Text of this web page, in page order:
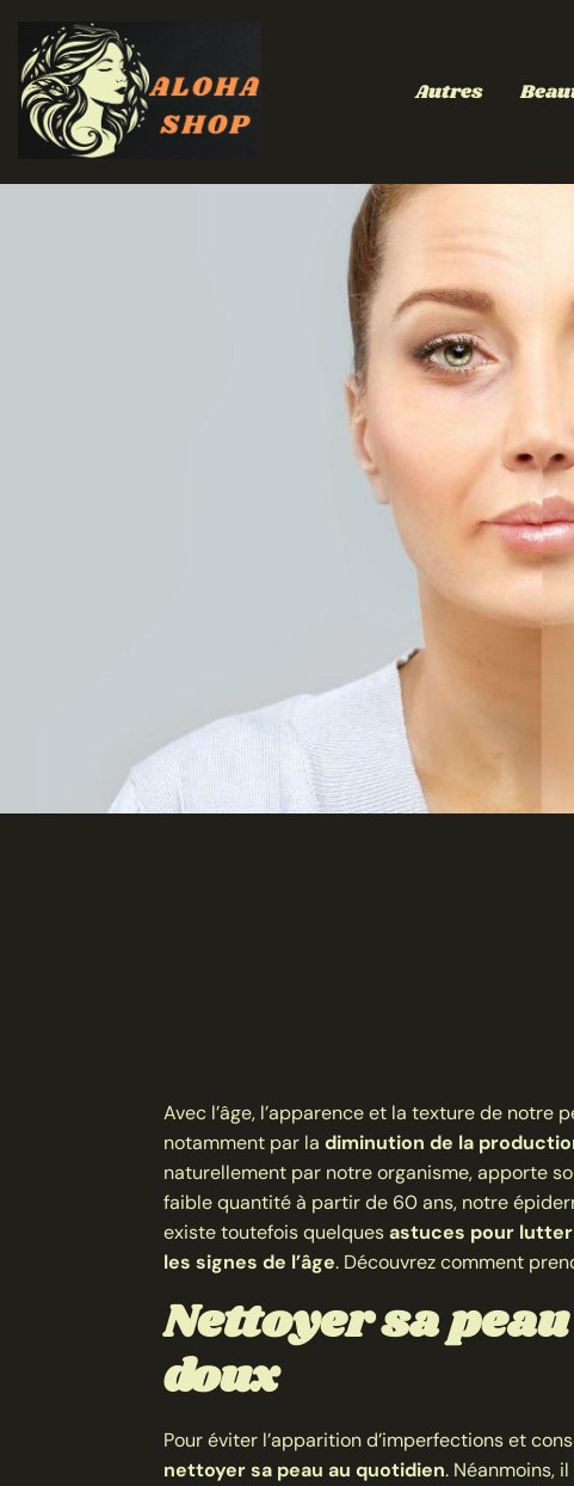
Autres
Avec l’âge, l’apparence et la texture de notre
notamment par la diminution de la
naturellement par notre organisme, apporte
faible quantité à partir de 60 ans, notre
existe toutefois quelquesastuces pour
les signes de l’âge. Découvrez comment
Nettoyer sa
doux
Pour éviter l’apparition d’imperfections et
nettoyer sa peau au quotidien. Néanmoins,